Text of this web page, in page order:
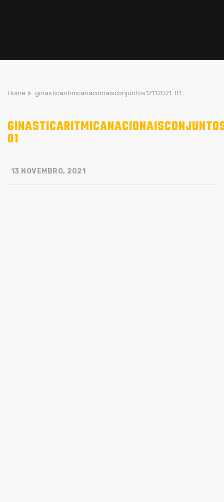
Home > ginasticaritmicanacionaisconjuntos12112021-01
01
13 NOVEMBRO, 2021